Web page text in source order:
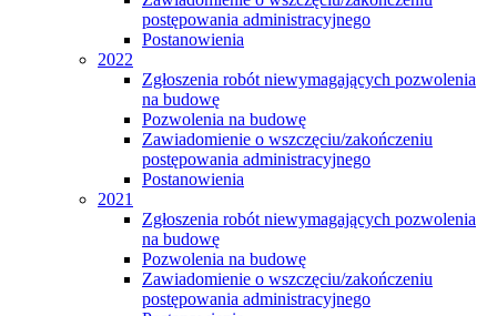
postępowania administracyjnego
Postanowienia
2022
Zgłoszenia robót niewymagających pozwolenia
na budowę
Pozwolenia na budowę
Zawiadomienie o wszczęciu/zakończeniu
postępowania administracyjnego
Postanowienia
2021
Zgłoszenia robót niewymagających pozwolenia
na budowę
Pozwolenia na budowę
Zawiadomienie o wszczęciu/zakończeniu
postępowania administracyjnego